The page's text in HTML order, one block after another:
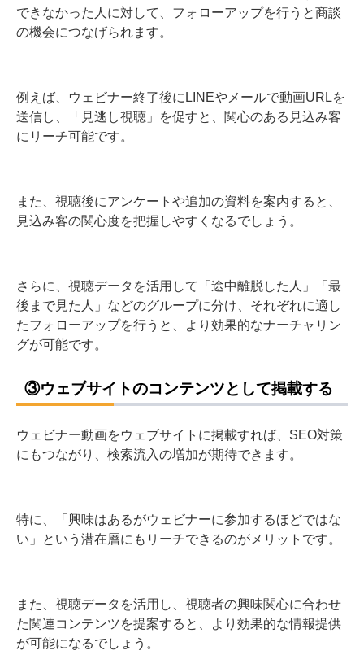
できなかった人に対して、フォローアップを行うと商談
の機会につなげられます。
例えば、ウェビナー終了後にLINEやメールで動画URLを
送信し、「見逃し視聴」を促すと、関心のある見込み客
にリーチ可能です。
また、視聴後にアンケートや追加の資料を案内すると、
見込み客の関心度を把握しやすくなるでしょう。
さらに、視聴データを活用して「途中離脱した人」「最
後まで見た人」などのグループに分け、それぞれに適し
たフォローアップを行うと、より効果的なナーチャリン
グが可能です。
③ウェブサイトのコンテンツとして掲載する
ウェビナー動画をウェブサイトに掲載すれば、SEO対策
にもつながり、検索流入の増加が期待できます。
特に、「興味はあるがウェビナーに参加するほどではな
い」という潜在層にもリーチできるのがメリットです。
また、視聴データを活用し、視聴者の興味関心に合わせ
た関連コンテンツを提案すると、より効果的な情報提供
が可能になるでしょう。